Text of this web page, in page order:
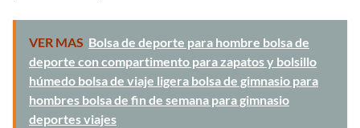
VER MAS Bolsa de deporte para hombre bolsa de
deporte con compartimento para zapatos y bolsillo
húmedo bolsa de viaje ligera bolsa de gimnasio para
hombres bolsa de fin de semana para gimnasio
deportes viajes